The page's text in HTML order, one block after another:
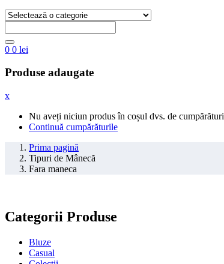
0 0 lei
Produse adaugate
x
Nu aveți niciun produs în coșul dvs. de cumpărături
Continuă cumpărăturile
Prima pagină
Tipuri de Mânecă
Fara maneca
Categorii Produse
Bluze
Casual